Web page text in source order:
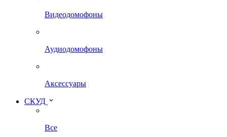
Видеодомофоны
Аудиодомофоны
Аксессуары
СКУД
Все